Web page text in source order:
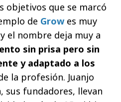
objetivos que se marcó
de Grow es muy
el nombre deja muy a
sin prisa pero sin
y adaptado a los
la profesión. Juanjo
sus fundadores, llevan